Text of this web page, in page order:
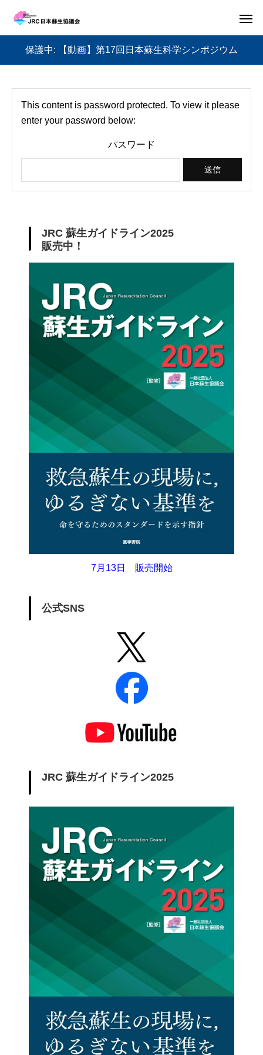
保護中: 【動画】第17回日本蘇生科学シンポジウム
This content is password protected. To view it please
enter your password below:
パスワード
JRC 蘇生ガイドライン2025
販売中！
7月13日 販売開始
公式SNS
JRC 蘇生ガイドライン2025